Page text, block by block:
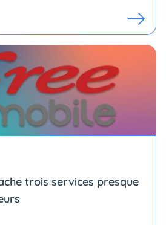
trois services presque